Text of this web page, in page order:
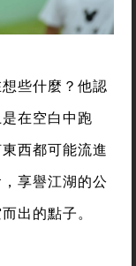
些什麼？他認
在空白中跑
西都可能流進
享譽江湖的公
出的點子。